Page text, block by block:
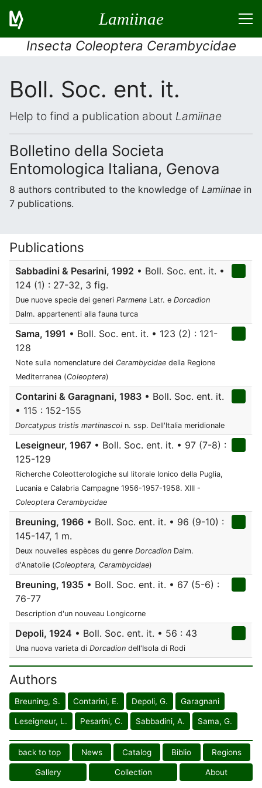
Lamiinae
Insecta Coleoptera Cerambycidae
Boll. Soc. ent. it.
Help to find a publication about Lamiinae
Bolletino della Societa
Entomologica Italiana, Genova
8 authors contributed to the knowledge of Lamiinae in
7 publications.
Publications
Sabbadini & Pesarini, 1992 • Boll. Soc. ent. it. •
124 (1) : 27-32, 3 fig.
Due nuove specie dei generi Parmena Latr. e Dorcadion
Dalm. appartenenti alla fauna turca
Sama, 1991 • Boll. Soc. ent. it. • 123 (2) : 121-
128
Note sulla nomenclature dei Cerambycidae della Regione
Mediterranea (Coleoptera)
Contarini & Garagnani, 1983 • Boll. Soc. ent. it.
• 115 : 152-155
Dorcatypus tristis martinascoi n. ssp. Dell'Italia meridionale
Leseigneur, 1967 • Boll. Soc. ent. it. • 97 (7-8) :
125-129
Richerche Coleotterologiche sul litorale Ionico della Puglia,
Lucania e Calabria Campagne 1956-1957-1958. XIII -
Coleoptera Cerambycidae
Breuning, 1966 • Boll. Soc. ent. it. • 96 (9-10) :
145-147, 1 m.
Deux nouvelles espèces du genre Dorcadion Dalm.
d'Anatolie (Coleoptera, Cerambycidae)
Breuning, 1935 • Boll. Soc. ent. it. • 67 (5-6) :
76-77
Description d'un nouveau Longicorne
Depoli, 1924 • Boll. Soc. ent. it. • 56 : 43
Una nuova varieta di Dorcadion dell'Isola di Rodi
Authors
Breuning, S. Contarini, E. Depoli, G. Garagnani
Leseigneur, L. Pesarini, C. Sabbadini, A. Sama, G.
back to top News Catalog Biblio Regions
Gallery Collection About